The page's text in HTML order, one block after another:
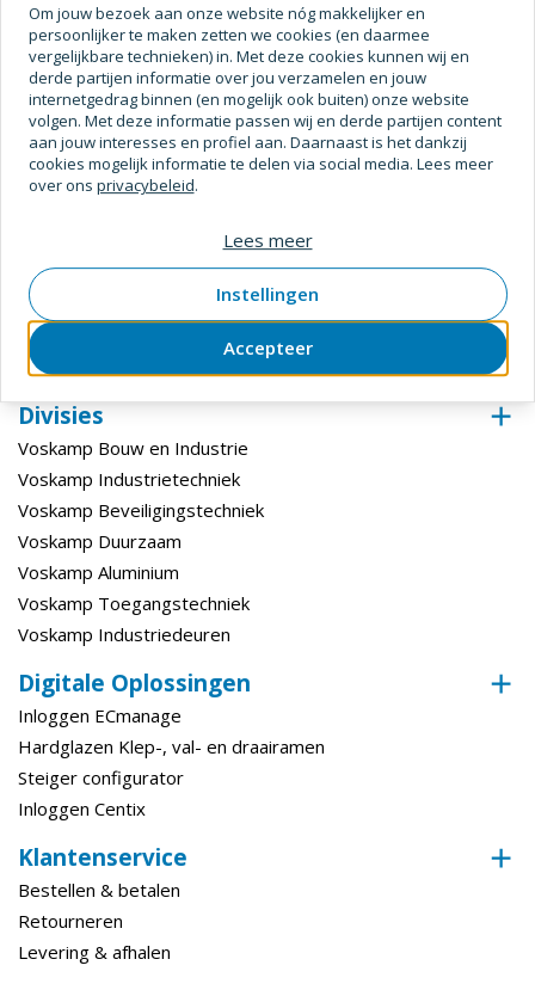
Specificaties
Bewerking
(Oppervlaktebehandeling)
Bewerking (Fabricage Afwerking) Vernikkeld
Divisies
Voskamp Bouw en Industrie
Voskamp Industrietechniek
Voskamp Beveiligingstechniek
Voskamp Duurzaam
Voskamp Aluminium
Voskamp Toegangstechniek
Voskamp Industriedeuren
Digitale Oplossingen
Inloggen ECmanage
Hardglazen Klep-, val- en draairamen
Steiger configurator
Inloggen Centix
Klantenservice
Bestellen & betalen
Retourneren
Levering & afhalen
Om jouw bezoek aan onze website nóg makkelijker en
persoonlijker te maken zetten we cookies (en daarmee
vergelijkbare technieken) in. Met deze cookies kunnen wij en
derde partijen informatie over jou verzamelen en jouw
internetgedrag binnen (en mogelijk ook buiten) onze website
volgen. Met deze informatie passen wij en derde partijen content
aan jouw interesses en profiel aan. Daarnaast is het dankzij
cookies mogelijk informatie te delen via social media. Lees meer
over ons privacybeleid.
Accepteer
Instellingen
Lees meer